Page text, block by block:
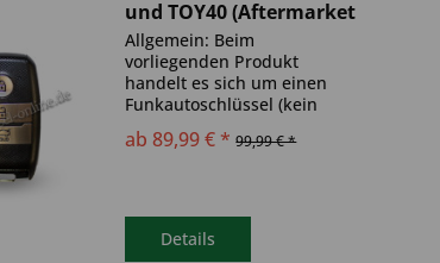
und TOY40 (Aftermarket
Produkt)
Allgemein: Beim
vorliegenden Produkt
handelt es sich um einen
Funkautoschlüssel (kein
Original). Es ist eine
Wegfahrsperre
verbaut. Bitte achte darauf,
dass der Autoschlüssel
ab 89,99 € * 99,99 € *
Details